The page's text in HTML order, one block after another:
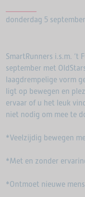
donderdag 5 september
SmartRunners i.s.m. ‘t
september met
laagdrempelige vorm
ligt op bewegen en
ervaar of u het leuk
niet nodig om mee te
*Veelzijdig bewegen
*Met en zonder
*Ontmoet nieuwe